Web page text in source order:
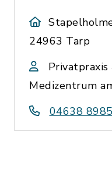
24963 Tarp
Privatpraxis
Medizentrum
04638